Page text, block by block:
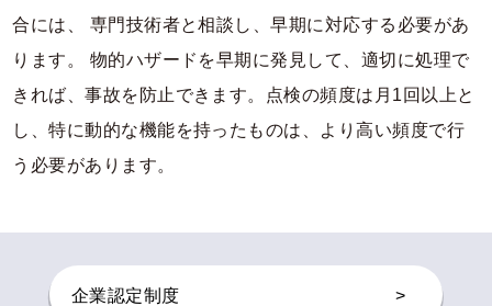
合には、 専門技術者と相談し、早期に対応する必要があ
ります。 物的ハザードを早期に発見して、適切に処理で
きれば、事故を防止できます。点検の頻度は月1回以上と
し、特に動的な機能を持ったものは、より高い頻度で行
う必要があります。
企業認定制度 >